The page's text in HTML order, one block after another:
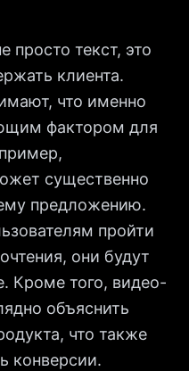
просто текст, это
клиента.
что именно
фактором для
существенно
предложению.
пройти
они будут
Кроме того, видео-
объяснить
что также
конверсии.